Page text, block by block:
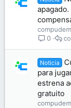
0
Noticia
para
estrena
gratuito